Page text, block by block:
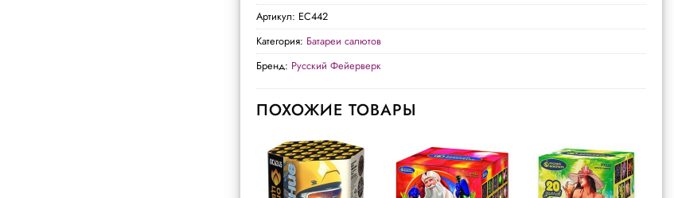
Артикул: ЕС442
Категория: Батареи салютов
Бренд: Русский Фейерверк
ПОХОЖИЕ ТОВАРЫ